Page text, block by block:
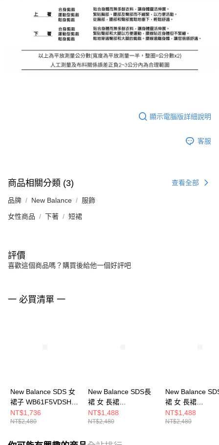
顯示電腦版詳細說明
客服
商品相關分類 (3) 查看全部
品牌 New Balance 服飾
女性商品 下著 短裙
評價
喜歡這個商品嗎？購買後給他一個好評吧
一 必買清單 一
New Balance SDS 女
裙子 WB61F5VDSHY-
F
NT$1,736
NT$2,480
New Balance SDS長
裙 女 長裙
NWF36222DKG-F
NT$1,488
NT$2,480
New Balance
裙 女 長裙
NWF36222GR-F
NT$1,488
NT$2,480